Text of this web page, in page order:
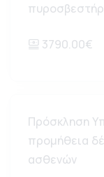
3790.00€
Πρόσκληση
προμήθεια
ασθενών